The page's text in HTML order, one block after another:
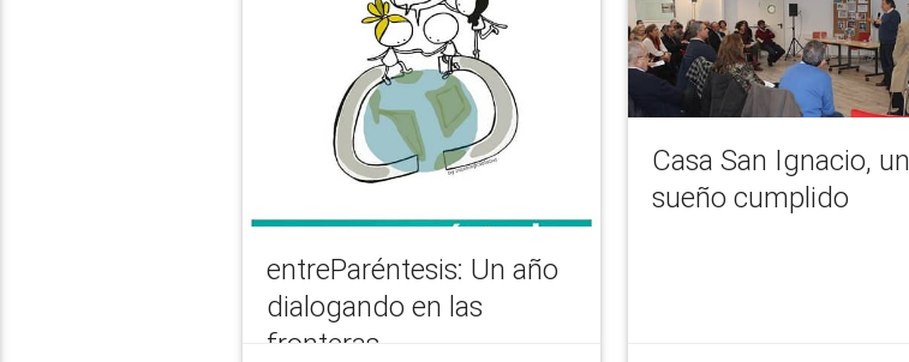
entreParéntesis: Un año
dialogando en las
fronteras
Casa San Ignacio, un
sueño cumplido